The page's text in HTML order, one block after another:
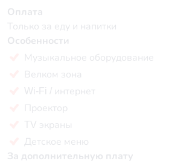
Оплата
Только за еду и напитки
Особенности
Музыкальное оборудование
Велком зона
Wi-Fi / интернет
Проектор
TV экраны
Детское меню
За дополнительную плату